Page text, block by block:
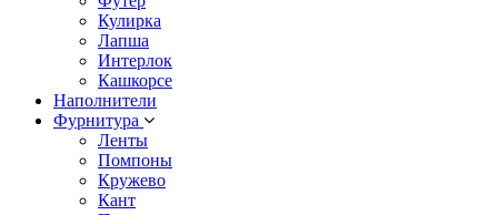
Кулирка
Лапша
Интерлок
Кашкорсе
Наполнители
Фурнитура
Ленты
Помпоны
Кружево
Кант